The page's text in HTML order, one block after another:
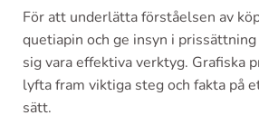
För att underlätta förståelsen av
quetiapin och ge insyn i
sig vara effektiva verktyg. Grafiska
lyfta fram viktiga steg och fakta på
sätt.